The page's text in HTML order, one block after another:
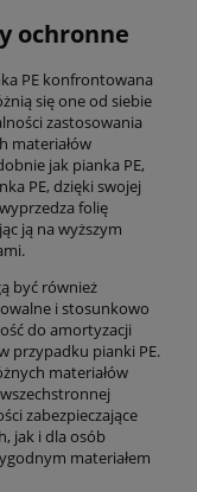
ochronne
PE konfrontowana
się one od siebie
zastosowania
materiałów
jak pianka PE,
PE, dzięki swojej
folię
ją na wyższym
być również
i stosunkowo
do amortyzacji
przypadku pianki PE.
materiałów
zabezpieczające
jak i dla osób
materiałem